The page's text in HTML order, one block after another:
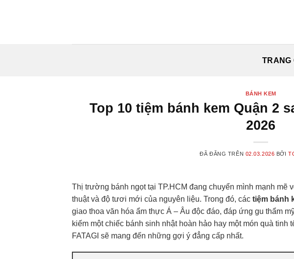
TRANG
BÁNH KEM
Top 10 tiệm bánh kem Quận 2
2026
ĐÃ ĐĂNG TRÊN 02.03.2026 BỞI
Thị trường bánh ngọt tại TP.HCM đang chuyển mình mạnh mẽ
thuật và độ tươi mới của nguyên liệu. Trong đó, các tiệm bánh
giao thoa văn hóa ẩm thực Á – Âu độc đáo, đáp ứng gu thẩm
kiếm một chiếc bánh sinh nhật hoàn hảo hay một món quà
FATAGI sẽ mang đến những gợi ý đẳng cấp nhất.